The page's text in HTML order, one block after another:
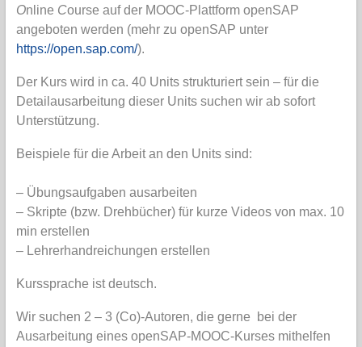
Online Course auf der MOOC-Plattform openSAP
angeboten werden (mehr zu openSAP unter
https://open.sap.com/).
Der Kurs wird in ca. 40 Units strukturiert sein – für die
Detailausarbeitung dieser Units suchen wir ab sofort
Unterstützung.
Beispiele für die Arbeit an den Units sind:
– Übungsaufgaben ausarbeiten
– Skripte (bzw. Drehbücher) für kurze Videos von max. 10
min erstellen
– Lehrerhandreichungen erstellen
Kurssprache ist deutsch.
Wir suchen 2 – 3 (Co)-Autoren, die gerne bei der
Ausarbeitung eines openSAP-MOOC-Kurses mithelfen